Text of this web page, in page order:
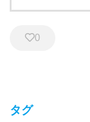
0
タグ